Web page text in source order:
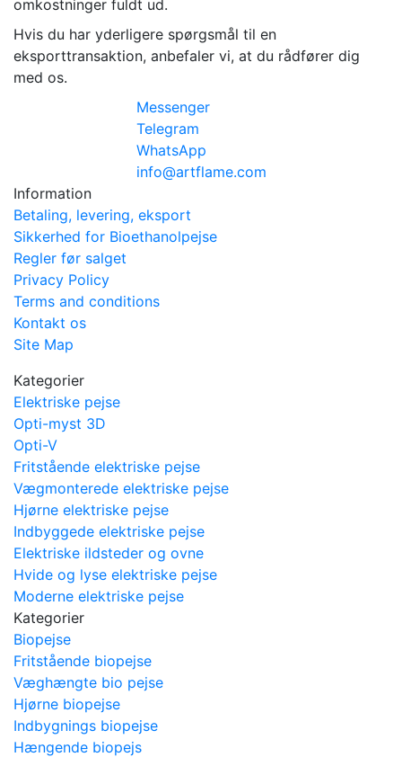
omkostninger fuldt ud.
Hvis du har yderligere spørgsmål til en
eksporttransaktion, anbefaler vi, at du rådfører dig
med os.
Messenger
Telegram
WhatsApp
info@artflame.com
Information
Betaling, levering, eksport
Sikkerhed for Bioethanolpejse
Regler før salget
Privacy Policy
Terms and conditions
Kontakt os
Site Map
Kategorier
Elektriske pejse
Opti-myst 3D
Opti-V
Fritstående elektriske pejse
Vægmonterede elektriske pejse
Hjørne elektriske pejse
Indbyggede elektriske pejse
Elektriske ildsteder og ovne
Hvide og lyse elektriske pejse
Moderne elektriske pejse
Kategorier
Biopejse
Fritstående biopejse
Væghængte bio pejse
Hjørne biopejse
Indbygnings biopejse
Hængende biopejs